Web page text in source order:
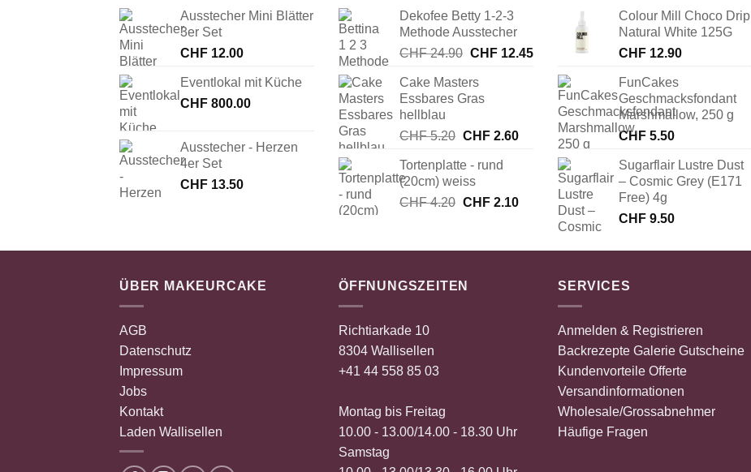
Ausstecher Mini Blätter
3er Set
CHF 12.00
Eventlokal mit Küche
CHF 800.00
Ausstecher - Herzen
4er Set
CHF 13.50
Dekofee Betty 1-2-3
Methode Ausstecher
CHF24.90 Ursprünglicher
war:
CHF 24.90
CHF12.45Aktueller
CHF 12.45.
Cake Masters
Essbares Gras
hellblau
CHF5.20 Ursprünglicher
war:
CHF 5.20
CHF2.60Aktueller
CHF 2.60.
Tortenplatte - rund
(20cm) weiss
CHF4.20 Ursprünglicher
CHF 4.20
CHF2.10Aktueller
CHF 2.10.
Colour Mill Choco Drip
Natural White 125G
CHF 12.90
FunCakes
Geschmacksfondant
Marshmallow, 250 g
CHF 5.50
Sugarflair Lustre Dust
– Cosmic Grey (E171
Free) 4g
CHF 9.50
ÜBER MAKEURCAKE
AGB
Datenschutz
Impressum
Jobs
Kontakt
Laden Wallisellen
ÖFFNUNGSZEITEN
Richtiarkade 10
8304 Wallisellen
+41 44 558 85 03
Montag bis Freitag
10.00 - 13.00/14.00 - 18.30 Uhr
Samstag
SERVICES
Anmelden & Registrieren
Backrezepte Galerie Gutscheine
Kundenvorteile Offerte
Versandinformationen
Wholesale/Grossabnehmer
Häufige Fragen